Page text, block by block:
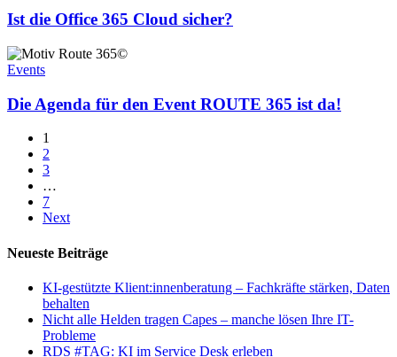
365
Cloud
sicher?
Ist die Office 365 Cloud sicher?
Die
Agenda
den
Event
ROUTE
Events
Die Agenda für den Event ROUTE 365 ist da!
1
2
3
…
7
Next
Neueste Beiträge
KI-gestützte Klient:innenberatung – Fachkräfte stärken, Daten
behalten
Nicht alle Helden tragen Capes – manche lösen Ihre IT-
Probleme
RDS #TAG: KI im Service Desk erleben